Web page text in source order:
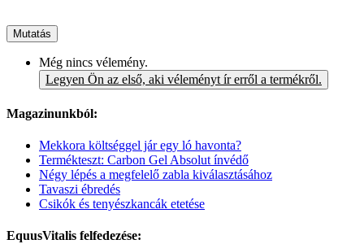
Mutatás
Még nincs vélemény.
Legyen Ön az első, aki véleményt ír erről a termékről.
Magazinunkból:
Mekkora költséggel jár egy ló havonta?
Termékteszt: Carbon Gel Absolut ínvédő
Négy lépés a megfelelő zabla kiválasztásához
Tavaszi ébredés
Csikók és tenyészkancák etetése
EquusVitalis felfedezése: